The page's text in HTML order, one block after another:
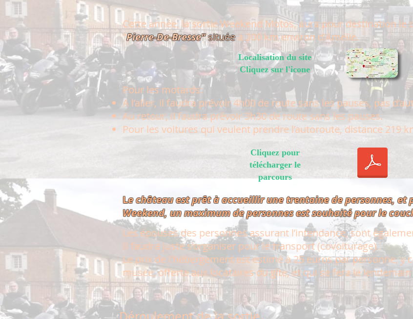
Cette année, la sortie Weekend Motos, aura pour destination le
"Pierre-De-Bresse"située à 200 km environ d'Amélie.
Pour les motards:
A l’aller, il faudra prévoir 4h00 de route sans les pauses, pas
Au retour, il faudra prévoir 3h30 de route sans les pauses.
Pour les voitures qui veulent prendre l’autoroute, distance 219
Le château est prêt à accueillirune trentaine de personnes, et
Weekend, un maximum de personnes est souhaité pour le
Les épouses des personnes assurant l’intendance, sont
Il faudra juste s’organiser pour le transport (covoiturage).
Le prix de l'hébergement est estimé à 25 euros par personne, y
musée,offerte aux locataires du gîte, et qui se fera le
Localisation du site
Cliquez sur l'icone
Cliquez pour
télécharger le
parcours